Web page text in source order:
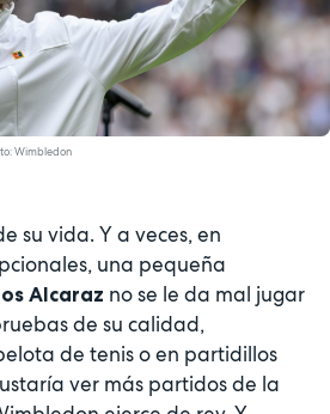
Wimbledon
su vida. Y a veces, en
una pequeña
Alcaraz no se le da mal jugar
de su calidad,
de tenis o en partidillos
ver más partidos de la